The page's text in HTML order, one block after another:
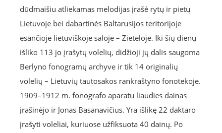
dūdmaišiu atliekamas melodijas įrašė rytų ir pietų
Lietuvoje bei dabartinės Baltarusijos teritorijoje
esančioje lietuviškoje saloje – Zieteloje. Iki šių dienų
išliko 113 jo įrašytų volelių, didžioji jų dalis saugoma
Berlyno fonogramų archyve ir tik 14 originalių
volelių – Lietuvių tautosakos rankraštyno fonotekoje.
1909–1912 m. fonografo aparatu liaudies dainas
įrašinėjo ir Jonas Basanavičius. Yra išlikę 22 daktaro
įrašyti voleliai, kuriuose užfiksuota 40 dainų. Po